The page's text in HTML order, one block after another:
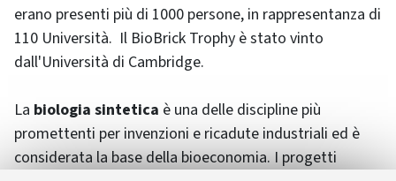
erano presenti più di 1000 persone, in rappresentanza di
110 Università. Il BioBrick Trophy è stato vinto
dall'Università di Cambridge.
La biologia sintetica è una delle discipline più
promettenti per invenzioni e ricadute industriali ed è
considerata la base della bioeconomia. I progetti